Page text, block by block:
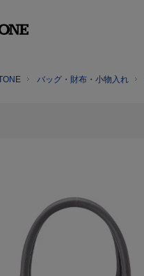
バッグ・財布・小物入れ